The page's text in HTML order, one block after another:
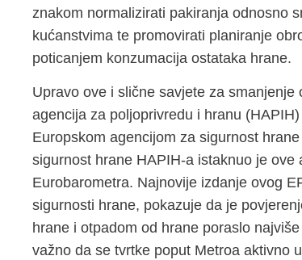
znakom normalizirati pakiranja odnosno
kućanstvima te promovirati planiranje
poticanjem konzumacija ostataka hrane.
Upravo ove i slične savjete za
agencija za poljoprivredu i hranu
Europskom agencijom za sigurnost
sigurnost hrane HAPIH-a istaknuo je
Eurobarometra. Najnovije izdanje ovog
sigurnosti hrane, pokazuje da je
hrane i otpadom od hrane poraslo
važno da se tvrtke poput Metroa aktivno